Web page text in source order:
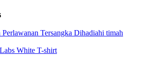
Tersangka Dihadiahi timah
White T-shirt